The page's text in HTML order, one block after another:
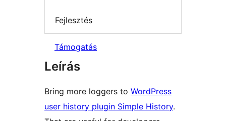
Fejlesztés
Támogatás
Leírás
Bring more loggers to WordPress
user history plugin Simple History.